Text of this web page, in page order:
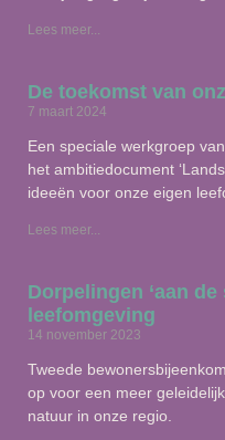
Lees meer...
De toekomst van
7 maart 2024
Een speciale werkgroep
het ambitiedocument
ideeën voor onze eigen
Lees meer...
Dorpelingen ‘aan de
leefomgeving
14 november 2023
Tweede
op voor een meer
natuur in onze regio.